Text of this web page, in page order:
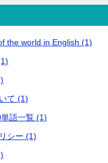
the world in English (1)
て (1)
語一覧 (1)
シー (1)